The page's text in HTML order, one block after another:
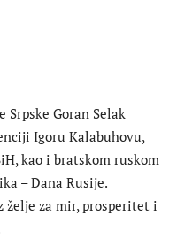
Goran Selak
Igoru Kalabuhovu,
kao i bratskom ruskom
– Dana Rusije.
želje za mir, prosperitet i